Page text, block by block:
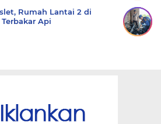
Rumah Lantai 2 di
Api